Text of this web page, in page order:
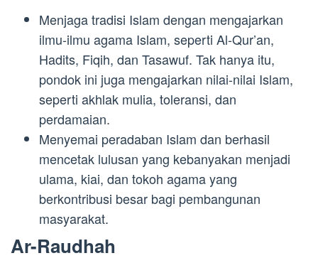
Menjaga tradisi Islam dengan mengajarkan
ilmu-ilmu agama Islam, seperti Al-Qur’an,
Hadits, Fiqih, dan Tasawuf. Tak hanya itu,
pondok ini juga mengajarkan nilai-nilai Islam,
seperti akhlak mulia, toleransi, dan
perdamaian.
Menyemai peradaban Islam dan berhasil
mencetak lulusan yang kebanyakan menjadi
ulama, kiai, dan tokoh agama yang
berkontribusi besar bagi pembangunan
masyarakat.
Ar-Raudhah